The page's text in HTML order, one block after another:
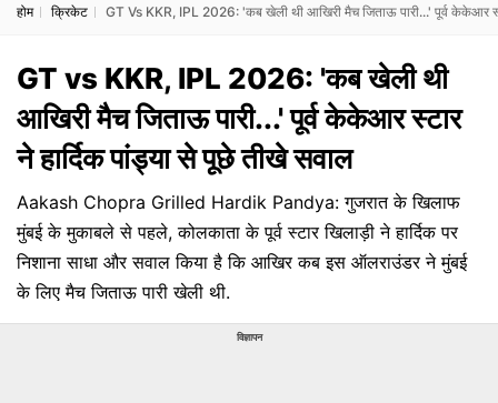
होम क्रिकेट GT Vs KKR, IPL 2026: 'कब खेली थी आखिरी मैच जिताऊ पारी...' पूर्व केकेआर
GT vs KKR, IPL 2026: 'कब खेली थी
आखिरी मैच जिताऊ पारी...' पूर्व केकेआर स्टार
ने हार्दिक पांड्या से पूछे तीखे सवाल
Aakash Chopra Grilled Hardik Pandya: गुजरात के खिलाफ
मुंबई के मुकाबले से पहले, कोलकाता के पूर्व स्टार खिलाड़ी ने हार्दिक पर
निशाना साधा और सवाल किया है कि आखिर कब इस ऑलराउंडर ने मुंबई
के लिए मैच जिताऊ पारी खेली थी.
विज्ञापन